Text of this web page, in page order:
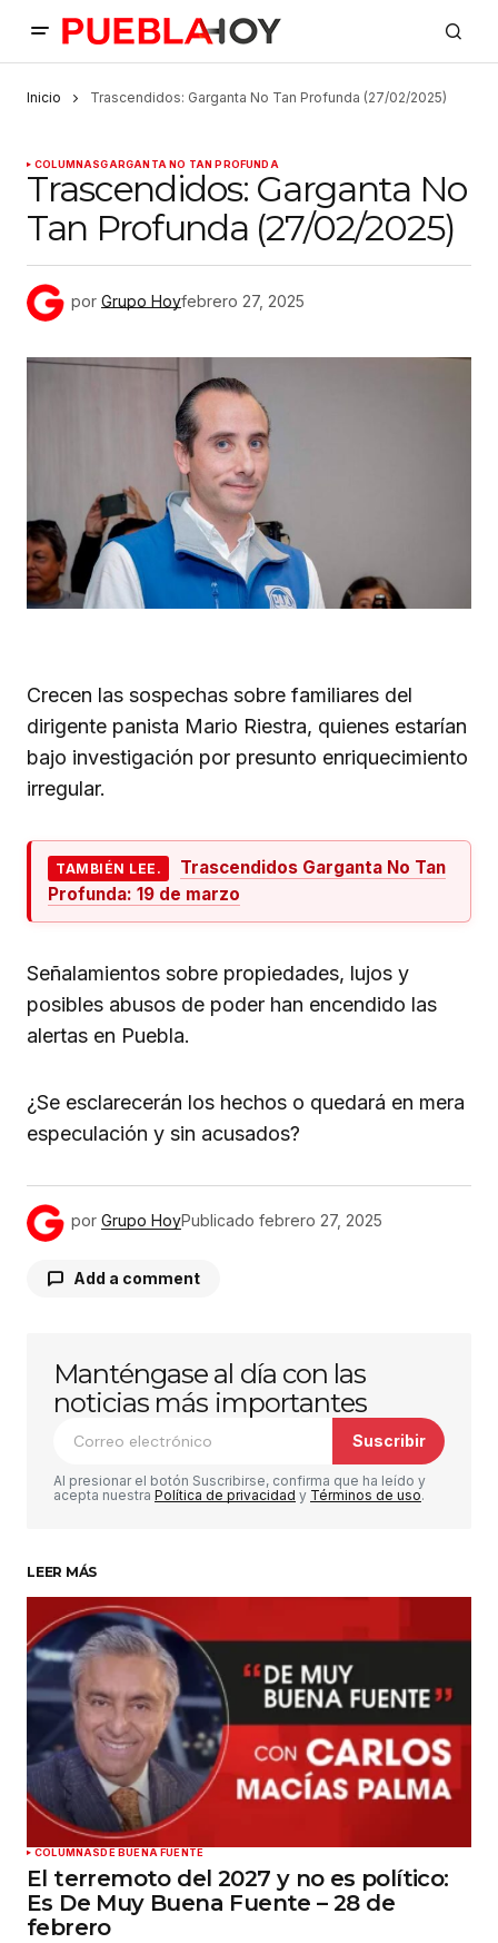
Inicio Trascendidos: Garganta No Tan Profunda (27/02/2025)
COLUMNASGARGANTA NO TAN PROFUNDA
Trascendidos: Garganta No
Tan Profunda (27/02/2025)
por Grupo Hoyfebrero 27, 2025
Crecen las sospechas sobre familiares del
dirigente panista Mario Riestra, quienes estarían
bajo investigación por presunto enriquecimiento
irregular.
TAMBIÉN LEE.
Trascendidos Garganta No Tan
Profunda: 19 de marzo
Señalamientos sobre propiedades, lujos y
posibles abusos de poder han encendido las
alertas en Puebla.
¿Se esclarecerán los hechos o quedará en mera
especulación y sin acusados?
por Grupo HoyPublicado febrero 27, 2025
Add a comment
Tu dirección de correo electrónico no será
publicada. Los campos obligatorios están
marcados con*
Comentario*
Su nombre*
Tu correo electrónico
Guardar mi nombre, correo electrónico y sitio
web en este navegador para la próxima vez que
haga un comentario.
Enviar comentario
Manténgase al día con las
noticias más importantes
Suscribir
Al presionar el botón Suscribirse, confirma que ha leído y
acepta nuestra Política de privacidad y Términos de uso.
LEER MÁS
COLUMNASDE BUENA FUENTE
El terremoto del 2027 y no es político:
Es De Muy Buena Fuente – 28 de
febrero